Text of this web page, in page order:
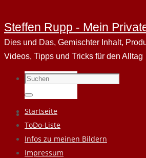
Steffen Rupp - Mein
Dies und Das, Gemischter Inhalt,
Videos, Tipps und Tricks für den Alltag
Suchen
nach:
Suchen
Zum
Inhalt
springen
Startseite
ToDo-Liste
Infos zu meinen Bildern
Impressum